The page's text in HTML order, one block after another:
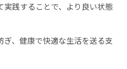
実践することで、より良い状態
、健康で快適な生活を送る支